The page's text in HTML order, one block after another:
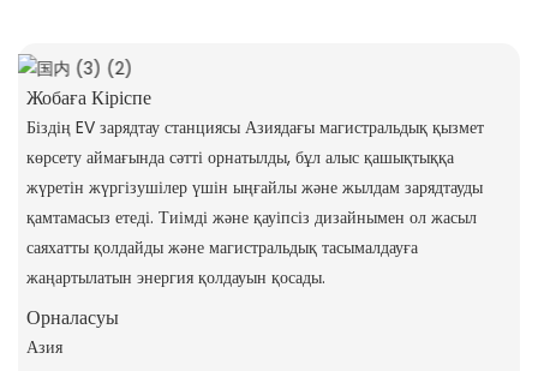
Жобаға Кіріспе
Біздің EV зарядтау станциясы Азиядағы магистральдық қызмет
көрсету аймағында сәтті орнатылды, бұл алыс қашықтыққа
жүретін жүргізушілер үшін ыңғайлы және жылдам зарядтауды
қамтамасыз етеді. Тиімді және қауіпсіз дизайнымен ол жасыл
саяхатты қолдайды және магистральдық тасымалдауға
жаңартылатын энергия қолдауын қосады.
Орналасуы
Азия